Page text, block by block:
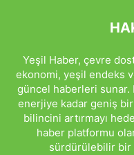
Yeşil Haber, çevre
ekonomi, yeşil endeks
güncel haberleri
enerjiye kadar geniş
bilincini artırmayı
haber platformu
sürdürülebilir bir